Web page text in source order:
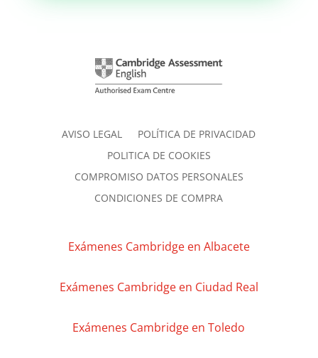
AVISO LEGAL
POLÍTICA DE PRIVACIDAD
POLITICA DE COOKIES
COMPROMISO DATOS PERSONALES
CONDICIONES DE COMPRA
Exámenes Cambridge en Albacete
Exámenes Cambridge en Ciudad Real
Exámenes Cambridge en Toledo